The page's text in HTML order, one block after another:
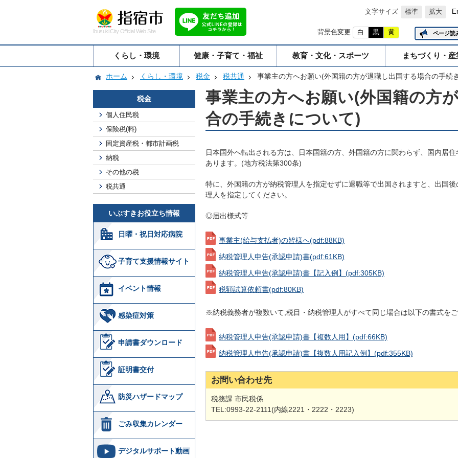
文字サイズ 標準 拡大
Ibusuki City Official Web Site 背景色変更 白 黒 黄 ページ読
くらし・環境 健康・子育て・福祉 教育・文化・スポーツ まちづくり・
ホーム くらし・環境 税金 税共通 事業主の方へお願い(外国籍の方が退職し出国する場合の手続
税金
個人住民税
保険税(料)
固定資産税・都市計画税
納税
その他の税
税共通
いぶすきお役立ち情報
日曜・祝日対応病院
子育て支援情報サイト
イベント情報
感染症対策
申請書ダウンロード
証明書交付
防災ハザードマップ
ごみ収集カレンダー
デジタルサポート動画
事業主の方へお願い(外国籍の方
合の手続きについて)
日本国外へ転出される方は、日本国籍の方、外国籍の方に関わらず、国内居
あります。(地方税法第300条)
特に、外国籍の方が納税管理人を指定せずに退職等で出国されますと、出国
理人を指定してください。
◎届出様式等
事業主(給与支払者)の皆様へ(pdf:88KB)
納税管理人申告(承認申請)書(pdf:61KB)
納税管理人申告(承認申請)書【記入例】 (pdf:305KB)
税額試算依頼書(pdf:80KB)
※納税義務者が複数いて,税目・納税管理人がすべて同じ場合は以下の書式を
納税管理人申告(承認申請)書【複数人用】 (pdf:66KB)
納税管理人申告(承認申請)書【複数人用記入例】 (pdf:355KB)
お問い合わせ先
税務課 市民税係
TEL:0993-22-2111(内線2221・2222・2223)